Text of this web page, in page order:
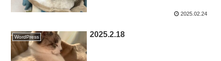
2025.02.24
WordPress 2025.2.18